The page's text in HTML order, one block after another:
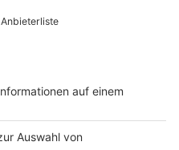
02.08.2026 22:00 / 2min